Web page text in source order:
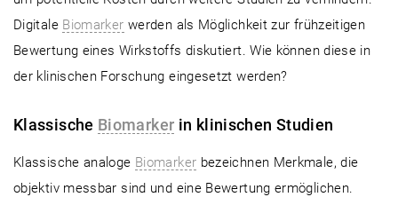
Digitale Biomarker werden als Möglichkeit zur frühzeitigen
Bewertung eines Wirkstoffs diskutiert. Wie können diese in
der klinischen Forschung eingesetzt werden?
Klassische Biomarker in klinischen Studien
Klassische analoge Biomarker bezeichnen Merkmale, die
objektiv messbar sind und eine Bewertung ermöglichen.